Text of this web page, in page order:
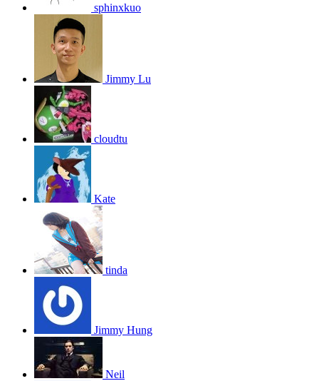
sphinxkuo
Jimmy Lu
cloudtu
Kate
tinda
Jimmy Hung
Neil